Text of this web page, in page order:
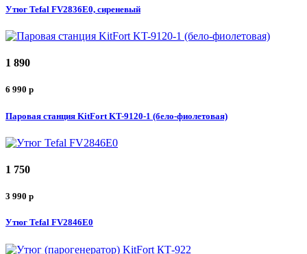
Утюг Tefal FV2836E0, сиреневый
1 890
6 990 p
Паровая станция KitFort KT-9120-1 (бело-фиолетовая)
1 750
3 990 p
Утюг Tefal FV2846E0